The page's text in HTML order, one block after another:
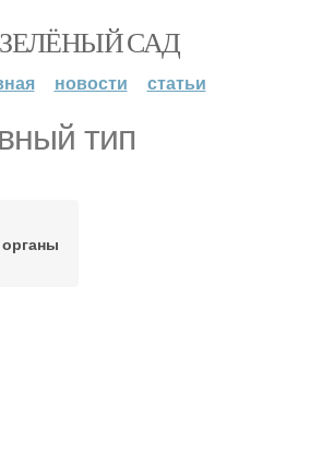
ЗЕЛЁНЫЙ САД
новости статьи
тип